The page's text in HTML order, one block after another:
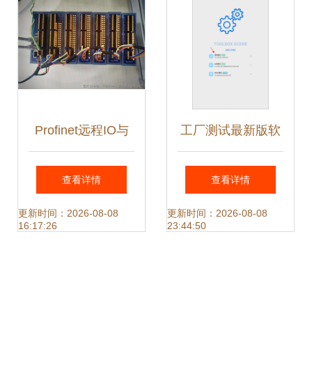
体验
Profinet远程IO与
GSD文件自动生成
的简单说明
查看详情
更新时间：2026-08-08
16:17:26
工厂测试最新版软
件测试服务质量保
证体系研究
查看详情
更新时间：2026-08-08
23:44:50